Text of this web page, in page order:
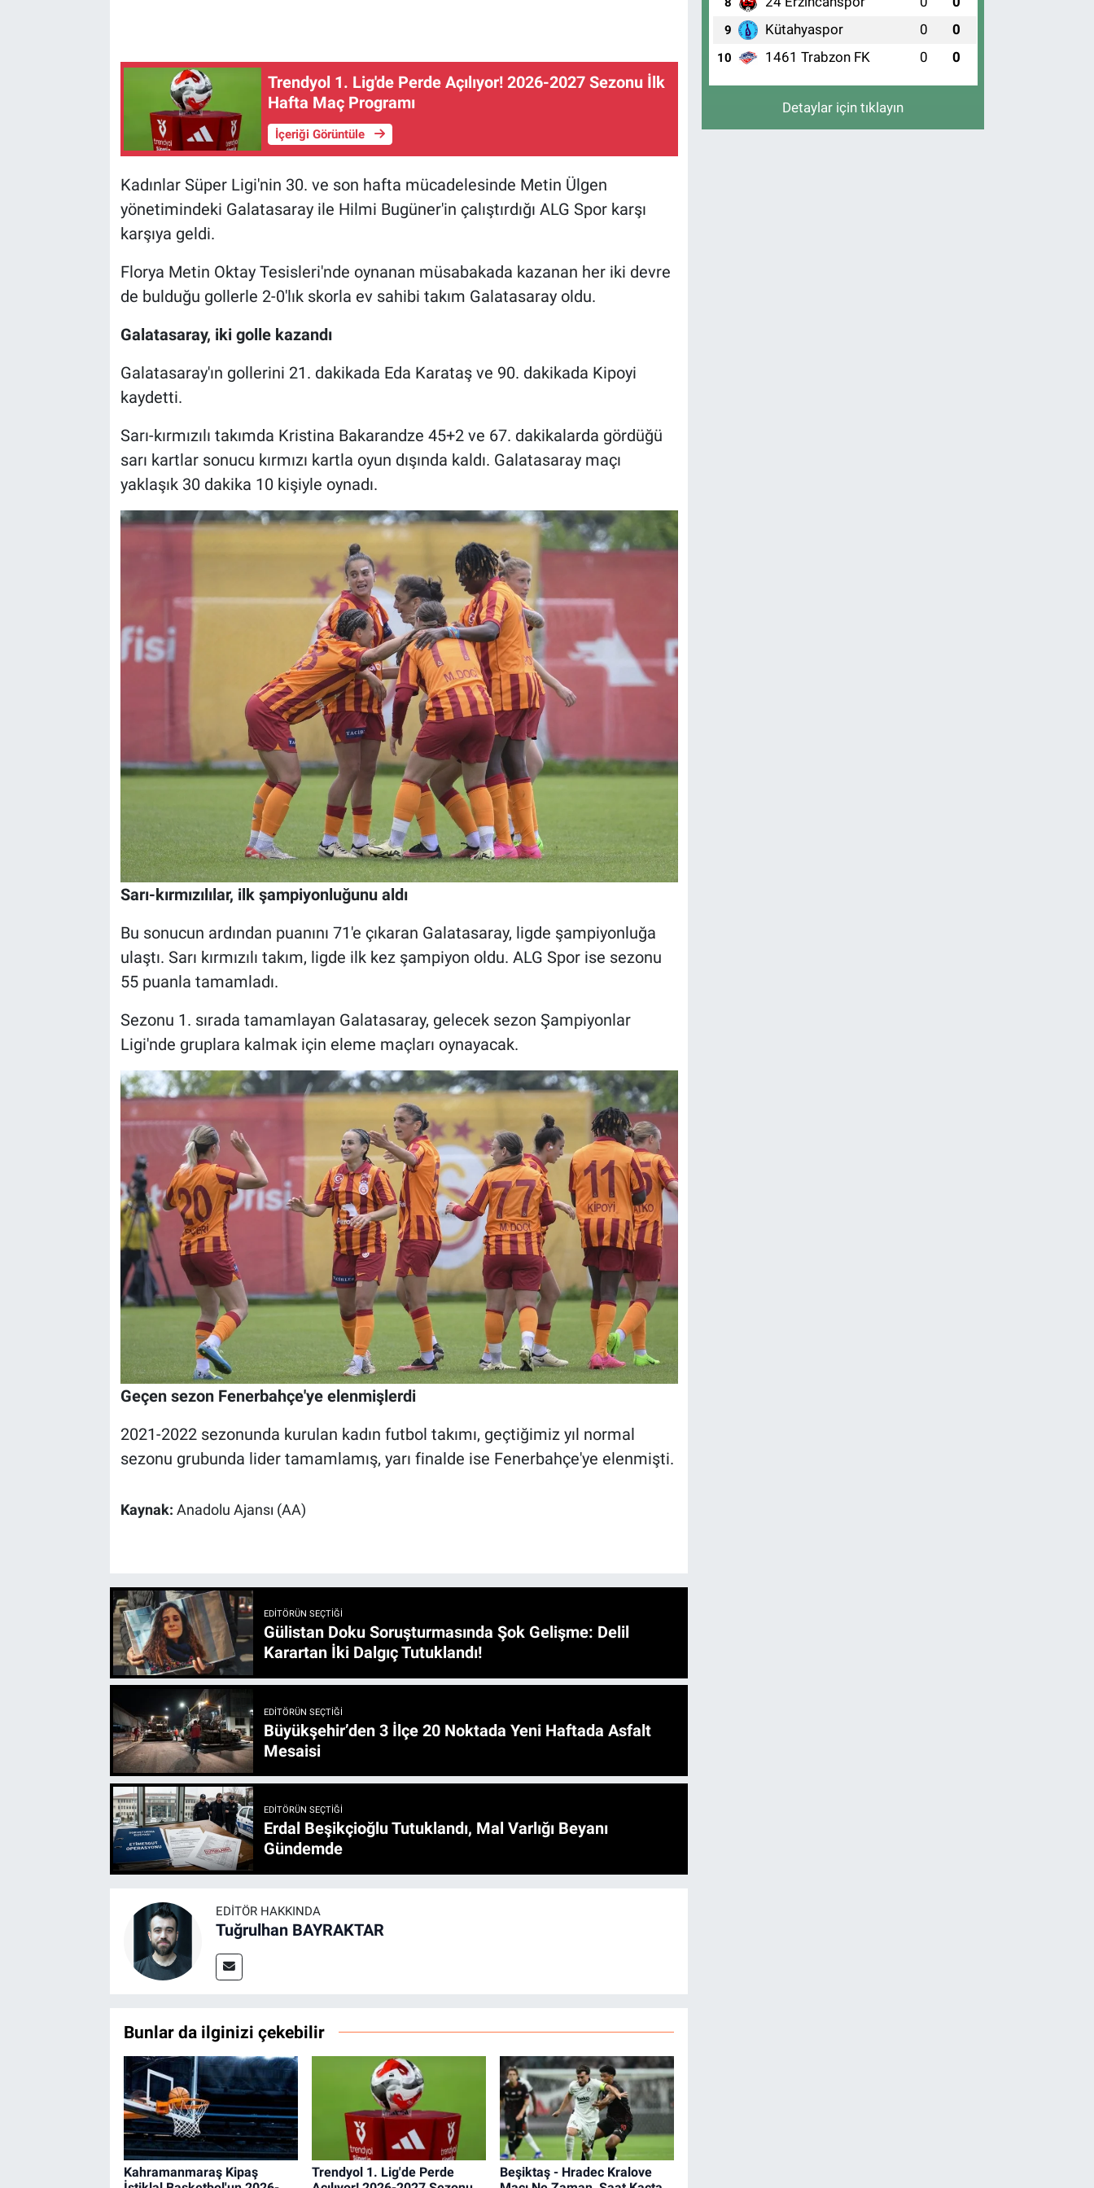
Trendyol 1. Lig'de Perde Açılıyor! 2026-2027 Sezonu İlk
Hafta Maç Programı
İçeriği Görüntüle
Kadınlar Süper Ligi'nin 30. ve son hafta mücadelesinde Metin Ülgen
yönetimindeki Galatasaray ile Hilmi Bugüner'in çalıştırdığı ALG Spor karşı
karşıya geldi.
Florya Metin Oktay Tesisleri'nde oynanan müsabakada kazanan her iki devre
de bulduğu gollerle 2-0'lık skorla ev sahibi takım Galatasaray oldu.
Galatasaray, iki golle kazandı
Galatasaray'ın gollerini 21. dakikada Eda Karataş ve 90. dakikada Kipoyi
kaydetti.
Sarı-kırmızılı takımda Kristina Bakarandze 45+2 ve 67. dakikalarda gördüğü
sarı kartlar sonucu kırmızı kartla oyun dışında kaldı. Galatasaray maçı
yaklaşık 30 dakika 10 kişiyle oynadı.
Sarı-kırmızılılar, ilk şampiyonluğunu aldı
Bu sonucun ardından puanını 71'e çıkaran Galatasaray, ligde şampiyonluğa
ulaştı. Sarı kırmızılı takım, ligde ilk kez şampiyon oldu. ALG Spor ise sezonu
55 puanla tamamladı.
Sezonu 1. sırada tamamlayan Galatasaray, gelecek sezon Şampiyonlar
Ligi'nde gruplara kalmak için eleme maçları oynayacak.
Geçen sezon Fenerbahçe'ye elenmişlerdi
2021-2022 sezonunda kurulan kadın futbol takımı, geçtiğimiz yıl normal
sezonu grubunda lider tamamlamış, yarı finalde ise Fenerbahçe'ye elenmişti.
Kaynak: Anadolu Ajansı (AA)
EDITÖRÜN SEÇTIĞI
Gülistan Doku Soruşturmasında Şok Gelişme: Delil
Karartan İki Dalgıç Tutuklandı!
EDITÖRÜN SEÇTIĞI
Büyükşehir’den 3 İlçe 20 Noktada Yeni Haftada Asfalt
Mesaisi
EDITÖRÜN SEÇTIĞI
Erdal Beşikçioğlu Tutuklandı, Mal Varlığı Beyanı
Gündemde
EDITÖR HAKKINDA
Tuğrulhan BAYRAKTAR
Bunlar da ilginizi çekebilir
Kahramanmaraş Kipaş
Trendyol 1. Lig'de Perde
Beşiktaş - Hradec Kralove
9 Kütahyaspor 0 0
10 1461 Trabzon FK 0 0
Detaylar için tıklayın